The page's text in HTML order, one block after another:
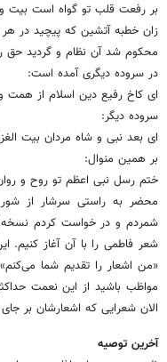
بر رفعت قلب تو گواه است بیت
زان خطبه آتشین که پیچید در
محکوم شد آن نظام و گردید حق
در سروده دیگری آمده است: ‏
ای کاخ رفیع دین اسلام از
سروده دیگر: ‏
ای بعد نبی و شاه مردان بیت
بر همین منوال: ‏
ختم رسل نبی اعظم تو روح و
محضر به راستی سرشار از
شمردم و در خواست کردم ‏نسخه‌ای
شعر فاطمی را با آن آغاز کنیم.
«من اشعار را تقدیم شما
مواظب باشید از این نعمت
الان شعرایی که ‏اشعارشان بر
آخرین توصیه